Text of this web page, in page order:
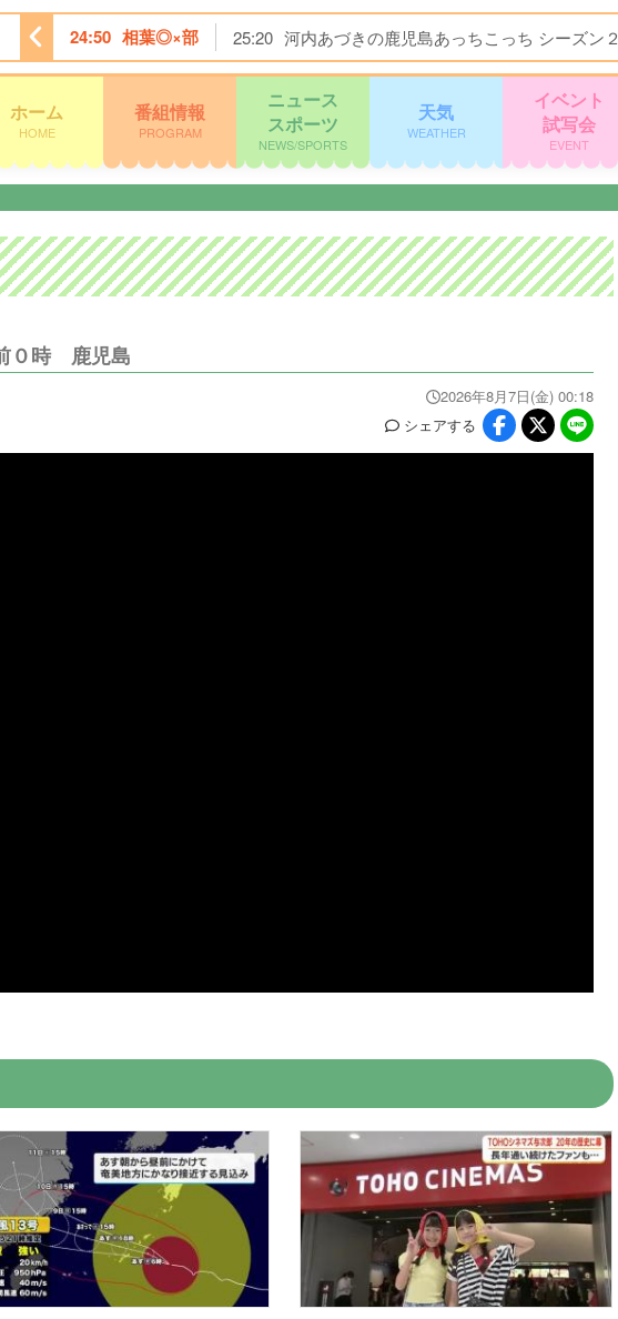
城 24:50 相葉◎×部 25:20 河内あづきの鹿児島あっちこっち シーズン２
ホーム
HOME
番組情報
PROGRAM
ニュース
スポーツ
NEWS/SPORTS
天気
WEATHER
イベント
試写会
EVENT
０時 鹿児島
2026年8月7日(金) 00:18
シェアする